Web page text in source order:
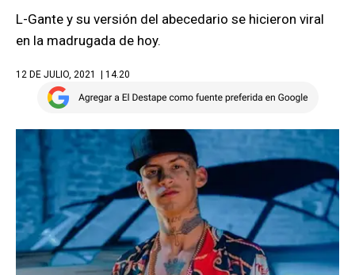
L-Gante y su versión del abecedario se hicieron viral
en la madrugada de hoy.
12 DE JULIO, 2021 | 14.20